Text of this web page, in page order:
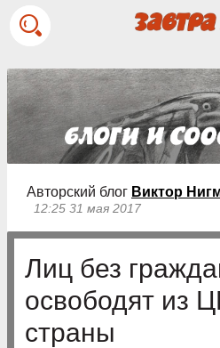
Авторский блог Виктор
12:25 31 мая 2017
Лиц без
освободят из
страны